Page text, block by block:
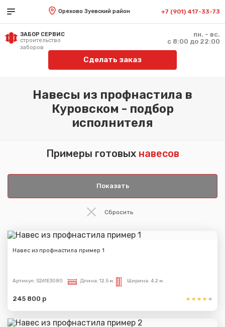
Орехово Зуевский район +7 (901) 417-33-73
ЗАБОР СЕРВИС
строительство
заборов
пн. - вс.
с 8:00 до 22:00
Сделать заказ
Навесы из профнастила в
Куровском - подбор
исполнителя
Примеры готовых навесов
Навес из профнастила пример 1
Артикул: S261E3080 Длина: 12.5 м. Ширина: 4.2 м.
245 800 р